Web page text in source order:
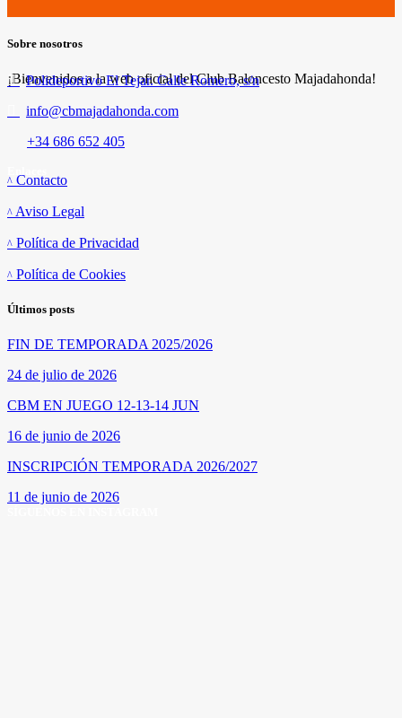
Sobre nosotros
¡Bienvenidos a la web oficial del Club Baloncesto Majadahonda!
Polideportivo El Tejar. Calle Romero, s/n
info@cbmajadahonda.com
+34 686 652 405
Contacto
Aviso Legal
Política de Privacidad
Política de Cookies
Últimos posts
FIN DE TEMPORADA 2025/2026
24 de julio de 2026
CBM EN JUEGO 12-13-14 JUN
16 de junio de 2026
INSCRIPCIÓN TEMPORADA 2026/2027
11 de junio de 2026